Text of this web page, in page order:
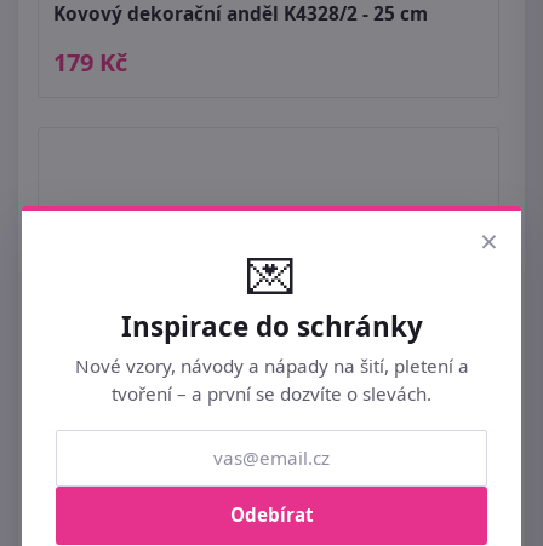
Kovový dekorační anděl K4328/2 - 25 cm
179 Kč
×
💌
Inspirace do schránky
Nové vzory, návody a nápady na šití, pletení a
tvoření – a první se dozvíte o slevách.
Odebírat